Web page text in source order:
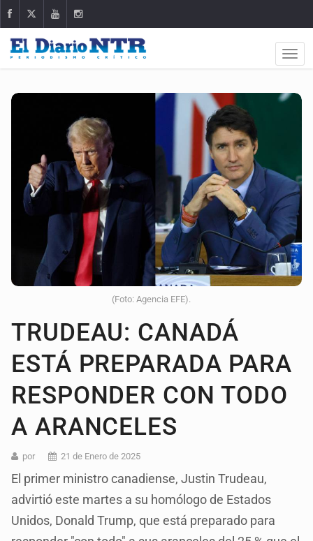
(Foto: Agencia EFE).
TRUDEAU: CANADÁ
ESTÁ PREPARADA PARA
RESPONDER CON TODO
A ARANCELES
por 21 de Enero de 2025
El primer ministro canadiense, Justin Trudeau,
advirtió este martes a su homólogo de Estados
Unidos, Donald Trump, que está preparado para